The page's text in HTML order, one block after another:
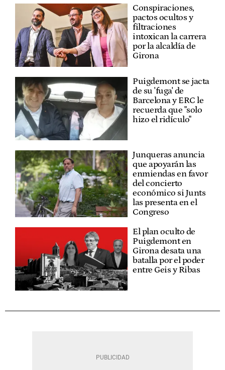
Conspiraciones,
pactos ocultos y
filtraciones
intoxican la carrera
por la alcaldía de
Girona
Puigdemont se jacta
de su 'fuga' de
Barcelona y ERC le
recuerda que "solo
hizo el ridículo"
Junqueras anuncia
que apoyarán las
enmiendas en favor
del concierto
económico si Junts
las presenta en el
Congreso
El plan oculto de
Puigdemont en
Girona desata una
batalla por el poder
entre Geis y Ribas